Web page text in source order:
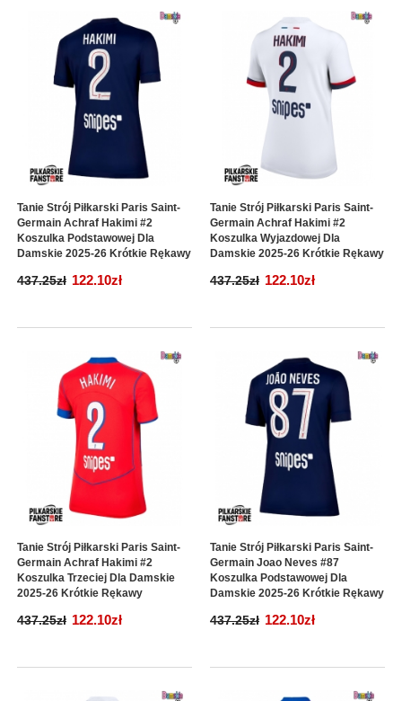
Tanie Strój Piłkarski Paris Saint-
Germain Achraf Hakimi #2
Koszulka Podstawowej Dla
Damskie 2025-26 Krótkie Rękawy
437.25zł 122.10zł
Tanie Strój Piłkarski Paris Saint-
Germain Achraf Hakimi #2
Koszulka Wyjazdowej Dla
Damskie 2025-26 Krótkie Rękawy
437.25zł 122.10zł
Tanie Strój Piłkarski Paris Saint-
Germain Achraf Hakimi #2
Koszulka Trzeciej Dla Damskie
2025-26 Krótkie Rękawy
437.25zł 122.10zł
Tanie Strój Piłkarski Paris Saint-
Germain Joao Neves #87
Koszulka Podstawowej Dla
Damskie 2025-26 Krótkie Rękawy
437.25zł 122.10zł